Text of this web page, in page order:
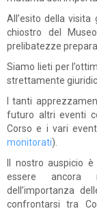
All’esito della visita
chiostro del
prelibatezze
Siamo lieti per
strettamente
I tanti
futuro altri eventi
Corso e i vari
monitorati).
Il nostro auspicio
essere ancora
dell’importanza
confrontarsi tra